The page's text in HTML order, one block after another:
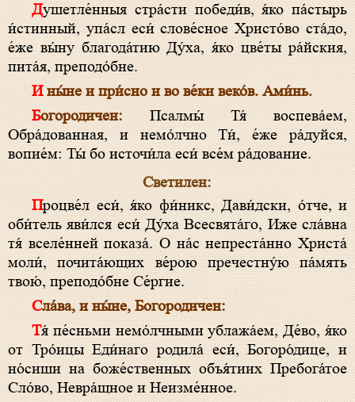
Душетле́нныя стра́сти победи́в, я́ко па́стырь
и́стинный, упа́сл еси́ слове́сное Христо́во ста́до,
е́же вы́ну благода́тию Ду́ха, я́ко цве́ты ра́йския,
пита́я, преподо́бне.
И ны́не и при́сно и во ве́ки веко́в. Ами́нь.
Богородичен:Псалмы́ Тя́ воспева́ем,
Обра́дованная, и немо́лчно Ти́, е́же ра́дуйся,
вопие́м: Ты́ бо источи́ла еси́ все́м ра́дование.
Светилен:
Процве́л еси́, я́ко фи́никс, Дави́дски, о́тче, и
оби́тель яви́лся еси́ Ду́ха Всесвята́го, Иже сла́вна
тя́ вселе́нней показа́. О на́с непреста́нно Христа́
моли́, почита́ющих ве́рою пречестну́ю па́мять
твою́, преподо́бне Се́ргие.
Сла́ва, и ны́не, Богородичен:
Тя́ пе́сньми немо́лчными ублажа́ем, Де́во, я́ко
от Тро́ицы Еди́наго родила́ еси́, Богоро́дице, и
но́сиши на боже́ственных объя́тиих Пребога́тое
Сло́во, Невра́щное и Неизме́нное.